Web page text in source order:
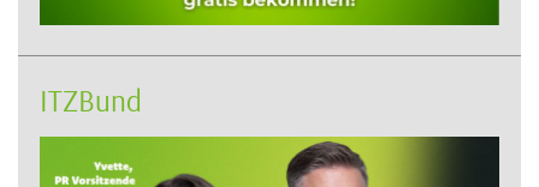
ITZBund